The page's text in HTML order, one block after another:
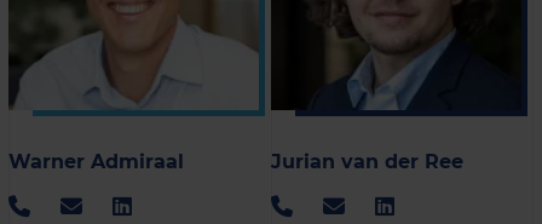
Warner Admiraal Jurian van der Ree